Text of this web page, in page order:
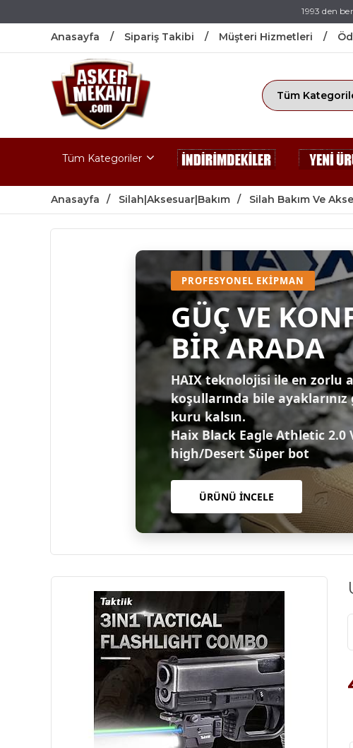
1993 den
Anasayfa Sipariş Takibi Müşteri Hizmetleri
Tüm Kategoriler
Anasayfa Silah|Aksesuar|Bakım Silah Bakım Ve
PROFESYONEL EKIPMAN
GÜÇ VE
BİR ARADA
HAIX teknolojisi ile en zorlu
koşullarında bile
kuru kalsın.
Haix Black Eagle Athletic 2.0
high/Desert Süper bot
ÜRÜNÜ İNCELE